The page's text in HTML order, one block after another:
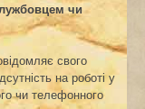
чи
свого
на роботі у
чи телефонного